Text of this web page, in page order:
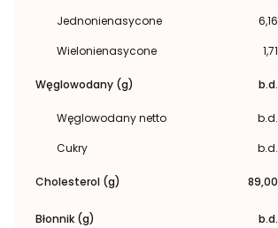
Jednonienasycone
6,16
Wielonienasycone
1,71
Węglowodany (g) b.d.
Węglowodany netto b.d.
Cukry
b.d.
Cholesterol (g) 89,00
Błonnik (g) b.d.